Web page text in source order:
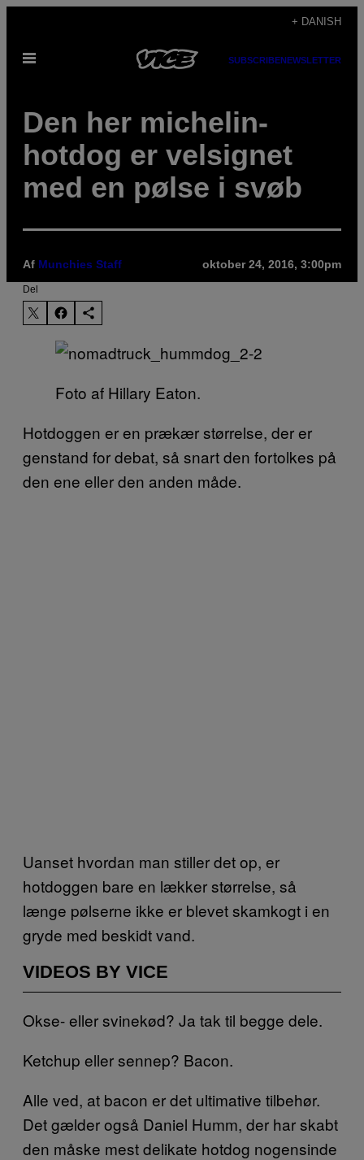
indhold
+ DANISH
Åbn
SUBSCRIBENEWSLETTER
Den her michelin-
hotdog er velsignet
med en pølse i svøb
Af Munchies Staff oktober 24, 2016, 3:00pm
Del
Foto af Hillary Eaton.
Hotdoggen er en prækær størrelse, der er
genstand for debat, så snart den fortolkes på
den ene eller den anden måde.
Uanset hvordan man stiller det op, er
hotdoggen bare en lækker størrelse, så
længe pølserne ikke er blevet skamkogt i en
gryde med beskidt vand.
VIDEOS BY VICE
Okse- eller svinekød? Ja tak til begge dele.
Ketchup eller sennep? Bacon.
Alle ved, at bacon er det ultimative tilbehør.
Det gælder også Daniel Humm, der har skabt
den måske mest delikate hotdog nogensinde